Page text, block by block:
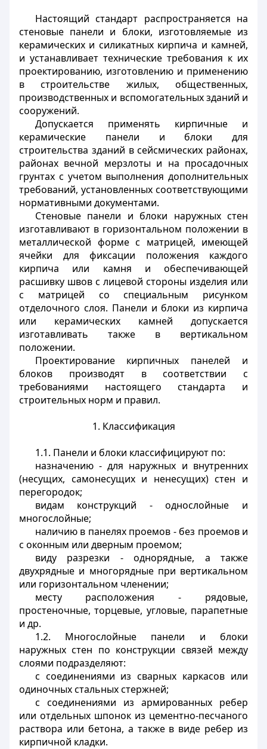
Настоящий стандарт распространяется на
стеновые панели и блоки, изготовляемые из
керамических и силикатных кирпича и камней,
и устанавливает технические требования к их
проектированию, изготовлению и применению
в строительстве жилых, общественных,
производственных и вспомогательных зданий и
сооружений.
Допускается применять кирпичные и
керамические панели и блоки для
строительства зданий в сейсмических районах,
районах вечной мерзлоты и на просадочных
грунтах с учетом выполнения дополнительных
требований, установленных соответствующими
нормативными документами.
Стеновые панели и блоки наружных стен
изготавливают в горизонтальном положении в
металлической форме с матрицей, имеющей
ячейки для фиксации положения каждого
кирпича или камня и обеспечивающей
расшивку швов с лицевой стороны изделия или
с матрицей со специальным рисунком
отделочного слоя. Панели и блоки из кирпича
или керамических камней допускается
изготавливать также в вертикальном
положении.
Проектирование кирпичных панелей и
блоков производят в соответствии с
требованиями настоящего стандарта и
строительных норм и правил.
1. Классификация
1.1. Панели и блоки классифицируют по:
назначению - для наружных и внутренних
(несущих, самонесущих и ненесущих) стен и
перегородок;
видам конструкций - однослойные и
многослойные;
наличию в панелях проемов - без проемов и
с оконным или дверным проемом;
виду разрезки - однорядные, а также
двухрядные и многорядные при вертикальном
или горизонтальном членении;
месту расположения - рядовые,
простеночные, торцевые, угловые, парапетные
и др.
1.2. Многослойные панели и блоки
наружных стен по конструкции связей между
слоями подразделяют:
с соединениями из сварных каркасов или
одиночных стальных стержней;
с соединениями из армированных ребер
или отдельных шпонок из цементно-песчаного
раствора или бетона, а также в виде ребер из
кирпичной кладки.